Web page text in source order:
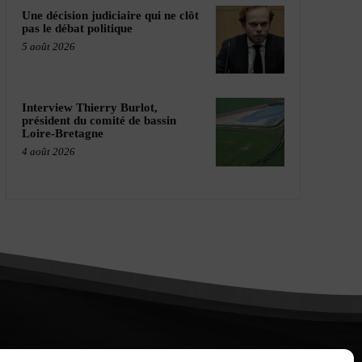
Une décision judiciaire qui ne clôt
pas le débat politique
5 août 2026
Interview Thierry Burlot,
président du comité de bassin
Loire-Bretagne
4 août 2026